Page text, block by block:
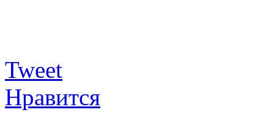
Tweet
Нравится